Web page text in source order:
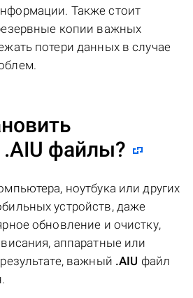
Также стоит
копии важных
потери данных в случае
файлы?
ноутбука или других
устройств, даже
обновление и очистку,
аппаратные или
важный .AIU файл